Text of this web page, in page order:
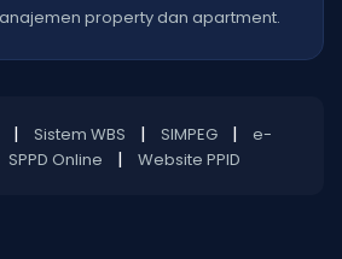
property dan apartment.
| Sistem WBS | SIMPEG |
e-
SPPD Online | Website PPID